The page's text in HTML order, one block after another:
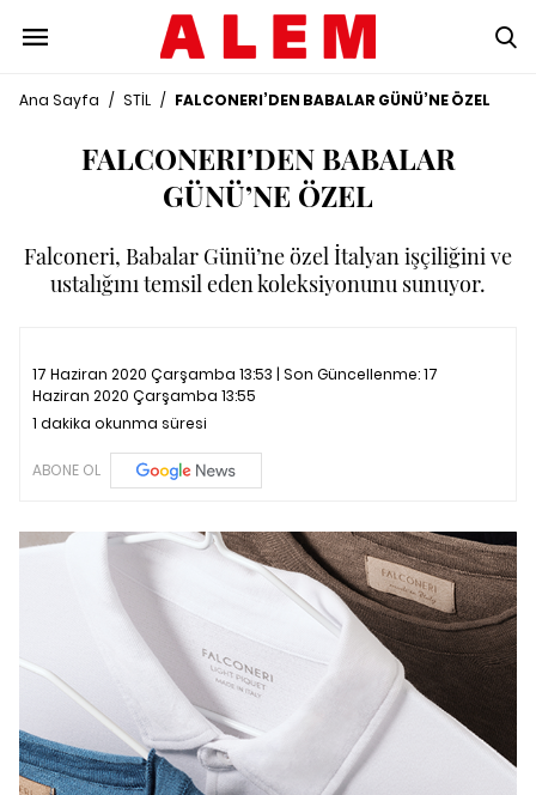
Ana Sayfa / STİL / FALCONERI’DEN BABALAR GÜNÜ’NE ÖZEL
FALCONERI’DEN BABALAR
GÜNÜ’NE ÖZEL
Falconeri, Babalar Günü’ne özel İtalyan işçiliğini ve
ustalığını temsil eden koleksiyonunu sunuyor.
17 Haziran 2020 Çarşamba 13:53 | Son Güncellenme:17
Haziran 2020 Çarşamba 13:55
1 dakika okunma süresi
ABONE OL